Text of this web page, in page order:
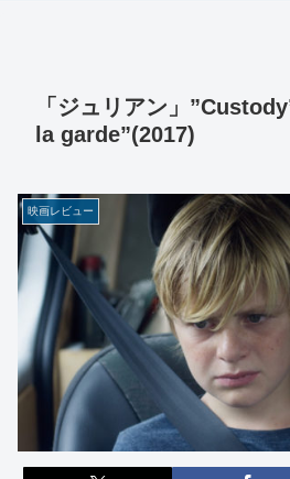
「ジュリアン」
la garde”(2017)
映画レビュー